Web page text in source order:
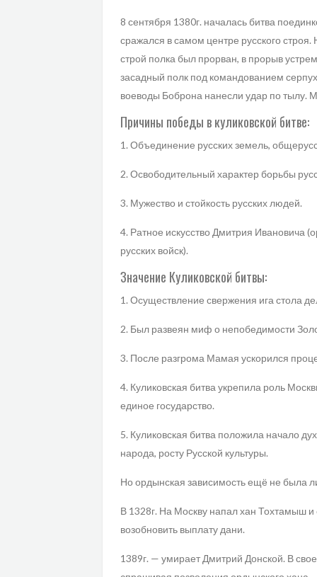
8 сентября 1380г. началась битва
сражался в самом центре русского
строй полка был прорван, в прорыв
засадный полк под командованием
воеводы Боброна нанесли удар по тылу.
Причины победы в куликовской битве:
1. Объединение русских земель,
2. Освободительный характер борьбы
3. Мужество и стойкость русских людей.
4. Ратное искусство Дмитрия Ивановича
русских войск).
Значение Куликовской битвы:
1. Осуществление свержения ига стола
2. Был развеян миф о непобедимости
3. После разгрома Мамая ускорился
4. Куликовская битва укрепила роль
единое государство.
5. Куликовская битва положила начало
народа, росту Русской культуры.
Но ордынская зависимость ещё не была
В 1328г. На Москву напал хан Тохтамыш
возобновить выплату дани.
1389г. — умирает Дмитрий Донской. В